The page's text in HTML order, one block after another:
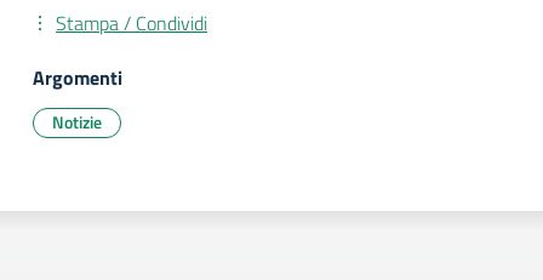
Stampa / Condividi
Argomenti
Notizie